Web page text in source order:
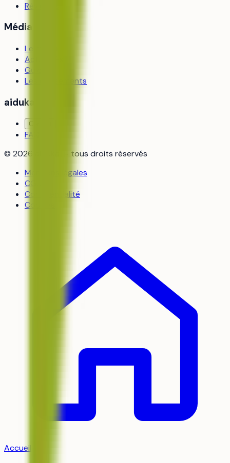
Révisions
Média
Le média
Actualités
Guides
Les classements
aiduka
Contact
FAQ
© 2026
aiduka — tous droits réservés
Mentions légales
CGU
Confidentialité
Cookies
Accueil